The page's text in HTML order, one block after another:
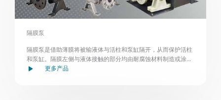
隔膜泵
隔膜泵是借助薄膜将被输液体与活柱和泵缸隔开，从而保护活柱
和泵缸。隔膜左侧与液体接触的部分均由耐腐蚀材料制造或涂...
更多产品